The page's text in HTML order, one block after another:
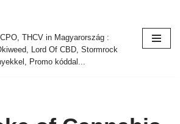
THCV in Magyarország :
Lord Of CBD, Stormrock
Promo kóddal...